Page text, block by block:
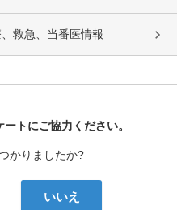
救急、当番医情報
トにご協力ください。
かりましたか?
いいえ